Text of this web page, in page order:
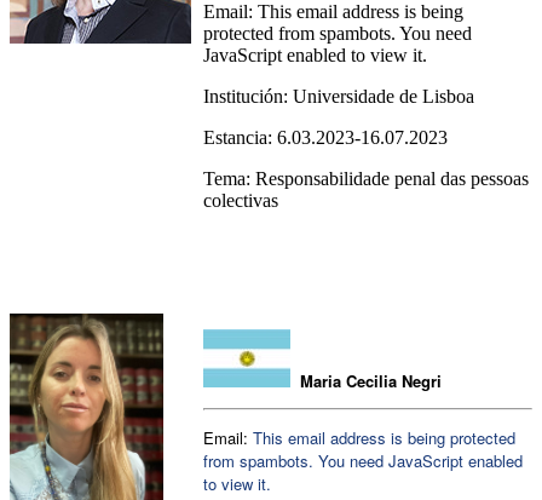
Email: This email address is being
protected from spambots. You need
JavaScript enabled to view it.
Institución: Universidade de Lisboa
Estancia: 6.03.2023-16.07.2023
Tema: Responsabilidade penal das pessoas
colectivas
Maria Cecilia Negri
Email: This email address is being protected
from spambots. You need JavaScript enabled
to view it.